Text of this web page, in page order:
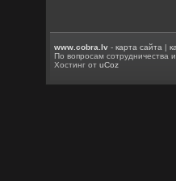
www.cobra.lv -карта сайта |
По вопросам сотрудничества
Хостинг отuCoz